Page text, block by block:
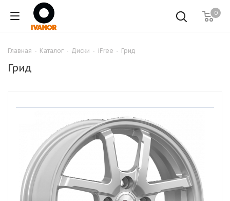
0
Главная - Каталог - Диски - iFree - Грид
Грид